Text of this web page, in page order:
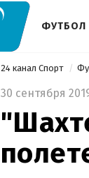
ФУТБОЛ
24 канал Спорт
30 сентября